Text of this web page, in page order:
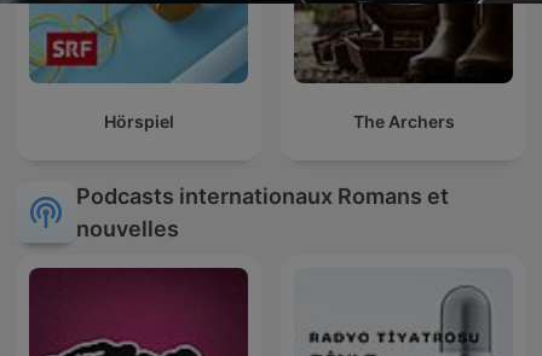
Hörspiel The Archers
Podcasts internationaux Romans et
nouvelles